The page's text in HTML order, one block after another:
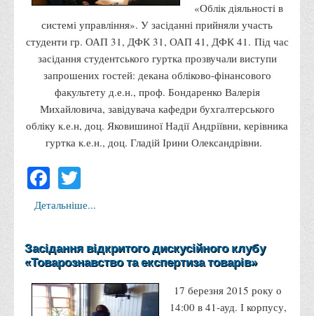
Менеджменту та публічного управління
Психології
Права
Фінансів
Іноземної філології та перекладу
Відділи
Реклами та зв'язків з громадськістю
Матеріали наукових конференцій та вебінарів
Міжнародна діяльність
Закордонні партнери
«Облік діяльності в
системі управління». У засіданні прийняли участь
студенти гр. ОАП 31, ДФК 31, ОАП 41, ДФК 41. Під час
засідання студентського гуртка прозвучали виступи
запрошених гостей: декана обліково-фінансового
факультету д.е.н., проф. Бондаренко Валерія
Михайловича, завідувача кафедри бухгалтерського
обліку к.е.н, доц. Яковишиної Надії Андріївни, керівника
гуртка к.е.н., доц. Гладій Ірини Олександрівни.
Facebook
Детальніше...
Засідання відкритого дискусійного клубу
«Товарознавство та експертиза товарів»
17 березня 2015 року о
14:00 в 41-ауд. І корпусу,